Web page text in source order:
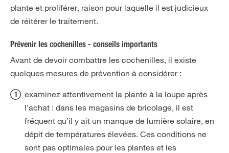
plante et proliférer, raison pour laquelle il est judicieux
de réitérer le traitement.
Prévenir les cochenilles - conseils importants
Avant de devoir combattre les cochenilles, il existe
quelques mesures de prévention à considérer :
examinez attentivement la plante à la loupe après
l’achat : dans les magasins de bricolage, il est
fréquent qu’il y ait un manque de lumière solaire, en
dépit de températures élevées. Ces conditions ne
sont pas optimales pour les plantes et les